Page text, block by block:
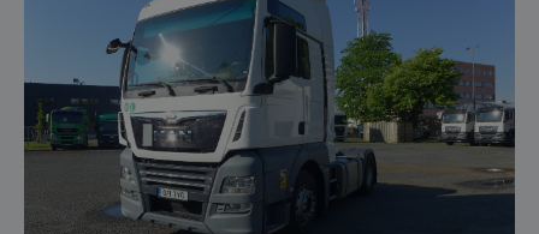
MAN Truck & Bus Eesti
MAN Topused Euroopa
Töökojad